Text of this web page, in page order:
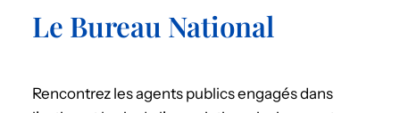
Le Bureau National
Rencontrez les agents publics engagés dans